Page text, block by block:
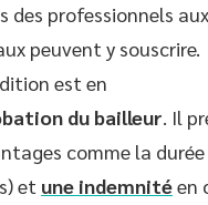
des professionnels aux
peuvent y souscrire.
est en
du bailleur. Il
comme la
et une indemnitéen